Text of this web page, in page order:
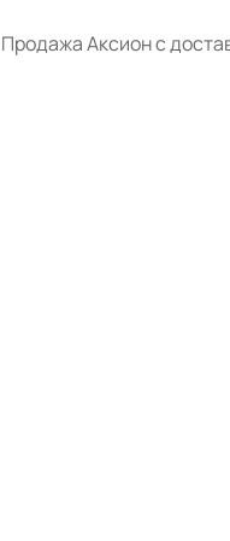
Продажа Аксион с